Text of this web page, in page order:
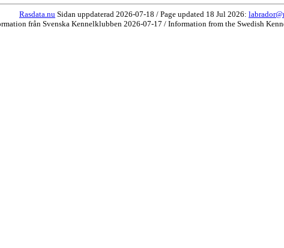
Rasdata.nu Sidan uppdaterad 2026-07-18 / Page updated 18 Jul 2026:
från Svenska Kennelklubben 2026-07-17 / Information from the Swedish